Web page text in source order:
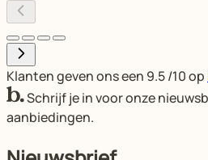
Klanten geven ons een 9.5/10 op
Schrijf je in voor onze
aanbiedingen.